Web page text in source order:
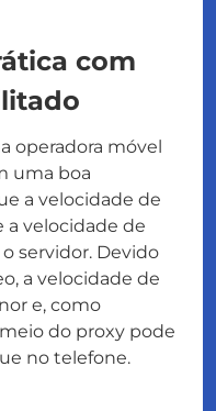
com
operadora móvel
uma boa
a velocidade de
a velocidade de
servidor. Devido
a velocidade de
e, como
do proxy pode
no telefone.